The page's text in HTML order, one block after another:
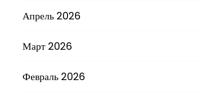
Апрель 2026
Март 2026
Февраль 2026